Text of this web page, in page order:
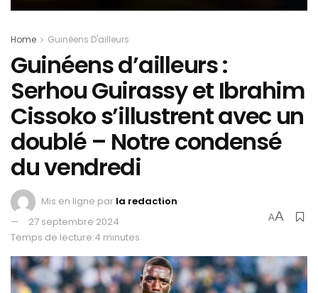
Home Guinéens D'ailleurs
Guinéens d’ailleurs :
Serhou Guirassy et Ibrahim
Cissoko s’illustrent avec un
doublé – Notre condensé
du vendredi
Mis en ligne par la redaction
27 septembre 2024
Temps de lecture:4 minutes
AA